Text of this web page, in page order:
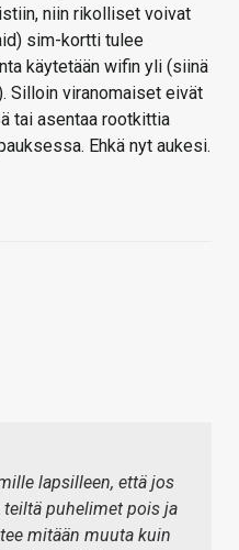
niin rikolliset voivat
sim-kortti tulee
käytetään wifin yli (siinä
Silloin viranomaiset eivät
tai asentaa rootkittia
Ehkä nyt aukesi.
lapsilleen, että jos
puhelimet pois ja
mitään muuta kuin